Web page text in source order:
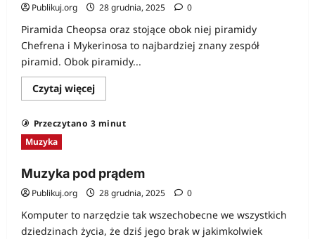
Publikuj.org 28 grudnia, 2025 0
Piramida Cheopsa oraz stojące obok niej piramidy
Chefrena i Mykerinosa to najbardziej znany zespół
piramid. Obok piramidy...
Czytaj więcejDowiedz
się
Piramida
Przeczytano 3 minut
Muzyka
Muzyka pod prądem
Publikuj.org 28 grudnia, 2025 0
Komputer to narzędzie tak wszechobecne we wszystkich
dziedzinach życia, że dziś jego brak w jakimkolwiek